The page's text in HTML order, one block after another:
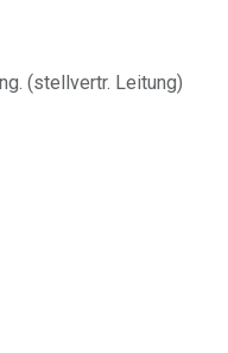
(stellvertr. Leitung)